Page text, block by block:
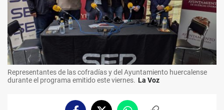
Representantes de las cofradías y del Ayuntamiento huercalense
durante el programa emitido este viernes. La Voz